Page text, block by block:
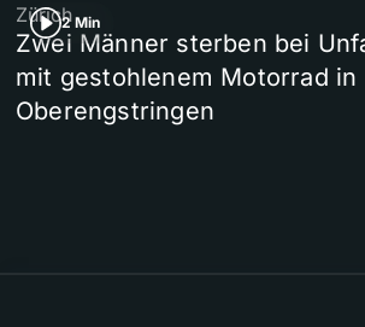
2 Min
Zürich
Zwei Männer sterben bei
mit gestohlenem Motorrad in
Oberengstringen